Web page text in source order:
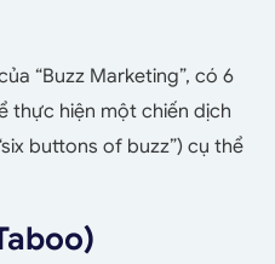
“Buzz Marketing”, có 6
thực hiện một chiến dịch
buttons of buzz”) cụ thể